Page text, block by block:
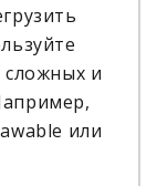
сложных и
или